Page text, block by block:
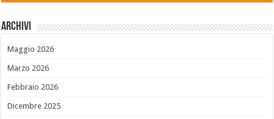
Archivi
Maggio 2026
Marzo 2026
Febbraio 2026
Dicembre 2025